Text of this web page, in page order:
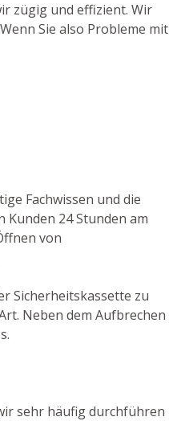
zügig und effizient. Wir
Sie also Probleme mit
Fachwissen und die
24 Stunden am
von
Sicherheitskassette zu
Neben dem Aufbrechen
sehr häufig durchführen